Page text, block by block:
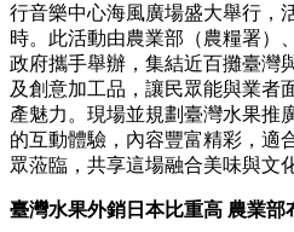
行音樂中心海風廣場盛大舉行，
時。此活動由農業部（農糧署）
政府攜手舉辦，集結近百攤臺灣
及創意加工品，讓民眾能與業者
產魅力。現場並規劃臺灣水果推
的互動體驗，內容豐富精彩，適
眾蒞臨，共享這場融合美味與文
臺灣水果外銷日本比重高 農業部